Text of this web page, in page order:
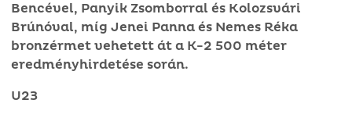
Bencével, Panyik Zsomborral és Kolozsvári
Brúnóval, míg Jenei Panna és Nemes Réka
bronzérmet vehetett át a K-2 500 méter
eredményhirdetése során.
U23